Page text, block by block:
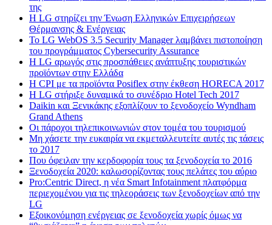
της
H LG στηρίζει την Ένωση Ελληνικών Επιχειρήσεων
Θέρμανσης & Ενέργειας
Το LG WebOS 3.5 Security Manager λαμβάνει πιστοποίηση
του προγράμματος Cybersecurity Assurance
Η LG αρωγός στις προσπάθειες ανάπτυξης τουριστικών
προϊόντων στην Ελλάδα
Η CPI με τα προϊόντα Posiflex στην έκθεση HORECA 2017
H LG στήριξε δυναμικά το συνέδριο Hotel Tech 2017
Daikin και Ξενικάκης εξοπλίζουν το ξενοδοχείο Wyndham
Grand Athens
Οι πάροχοι τηλεπικοινωνιών στον τομέα του τουρισμού
Μη χάσετε την ευκαιρία να εκμεταλλευτείτε αυτές τις τάσεις
το 2017
Που όφειλαν την κερδοφορία τους τα ξενοδοχεία το 2016
Ξενοδοχεία 2020: καλωσορίζοντας τους πελάτες του αύριο
Pro:Centric Direct, η νέα Smart Infotainment πλατφόρμα
περιεχομένου για τις τηλεοράσεις των ξενοδοχείων από την
LG
Εξοικονόμηση ενέργειας σε ξενοδοχεία χωρίς όμως να